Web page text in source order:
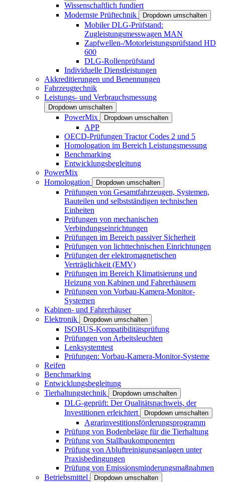
Wissenschaftlich fundiert
Modernste Prüftechnik
Dropdown umschalten
Mobiler DLG-Prüfstand:
Zugleistungsmesswagen MAN
Zapfwellen-/Motorleistungsprüfstand HD
600
DLG-Rollenprüfstand
Individuelle Dienstleistungen
Akkreditierungen und Benennungen
Fahrzeugtechnik
Leistungs- und Verbrauchsmessung
Dropdown umschalten
PowerMix Dropdown umschalten
APP
OECD-Prüfungen Tractor Codes 2 und 5
Homologation im Bereich Leistungsmessung
Benchmarking
Entwicklungsbegleitung
PowerMix
Homologation
Dropdown umschalten
Prüfungen von Gesamtfahrzeugen, Systemen,
Bauteilen und selbstständigen technischen
Einheiten
Prüfungen von mechanischen
Verbindungseinrichtungen
Prüfungen im Bereich passiver Sicherheit
Prüfungen von lichttechnischen Einrichtungen
Prüfungen der elektromagnetischen
Verträglichkeit (EMV)
Prüfungen im Bereich Klimatisierung und
Heizung von Kabinen und Fahrerhäusern
Prüfungen von Vorbau-Kamera-Monitor-
Systemen
Kabinen- und Fahrerhäuser
Elektronik
Dropdown umschalten
ISOBUS-Kompatibilitätsprüfung
Prüfungen von Arbeitsleuchten
Lenksystemtest
Prüfungen: Vorbau-Kamera-Monitor-Systeme
Reifen
Benchmarking
Entwicklungsbegleitung
Tierhaltungstechnik
Dropdown umschalten
DLG-geprüft: Der Qualitätsnachweis, der
Investitionen erleichtert
Dropdown umschalten
Agrarinvestitionsförderungsprogramm
Prüfung von Bodenbeläge für die Tierhaltung
Prüfung von Stallbaukomponenten
Prüfung von Abluftreinigungsanlagen unter
Praxisbedingungen
Prüfung von Emissionsminderungsmaßnahmen
Betriebsmittel
Dropdown umschalten